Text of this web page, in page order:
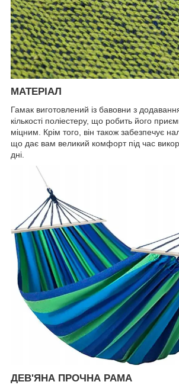
МАТЕРІАЛ
Гамак виготовлений із бавовни з
кількості поліестеру, що робить його
міцним. Крім того, він також забезпечує
що дає вам великий комфорт під час
дні.
ДЕВ'ЯНА ПРОЧНА РАМА